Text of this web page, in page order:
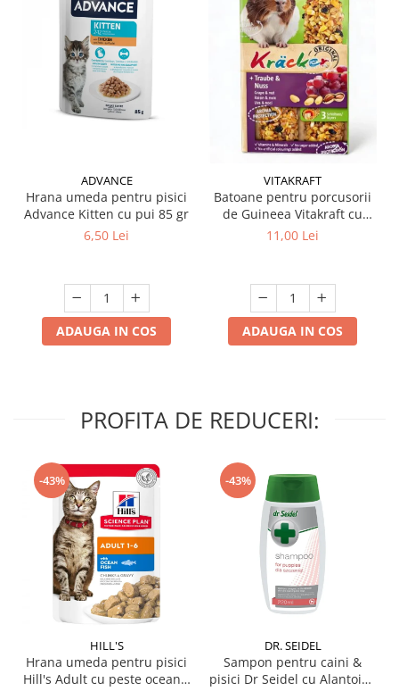
ADVANCE
Hrana umeda pentru pisici
Advance Kitten cu pui 85 gr
6,50 Lei
ADAUGA IN COS
VITAKRAFT
Batoane pentru porcusorii
de Guineea Vitakraft cu
struguri & nuci 2 buc
11,00 Lei
ADAUGA IN COS
PROFITA DE REDUCERI:
-43%
HILL'S
Hrana umeda pentru pisici
Hill's Adult cu peste oceanic
-43%
DR. SEIDEL
Sampon pentru caini &
pisici Dr Seidel cu Alantoina